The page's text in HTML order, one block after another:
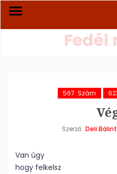
Fedél
567. Szám
Szerző: Deli Bálint
Van úgy
hogy felkelsz